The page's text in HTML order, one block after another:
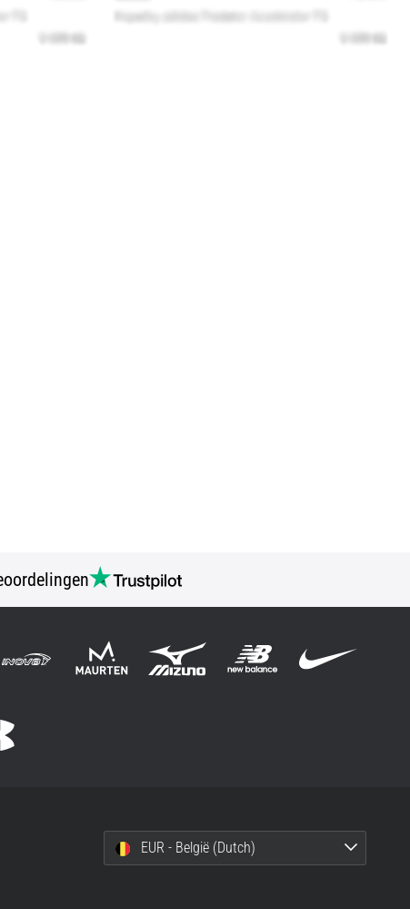
EUR - België (Dutch)